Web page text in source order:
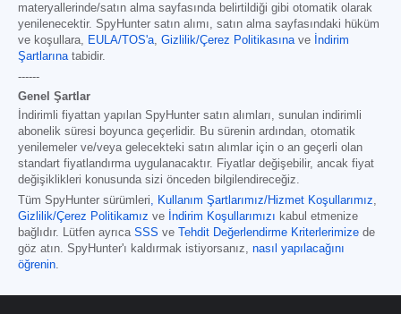
materyallerinde/satın alma sayfasında belirtildiği gibi otomatik olarak
yenilenecektir. SpyHunter satın alımı, satın alma sayfasındaki hüküm
ve koşullara, EULA/TOS'a, Gizlilik/Çerez Politikasınave İndirim
Şartlarınatabidir.
------
Genel Şartlar
İndirimli fiyattan yapılan SpyHunter satın alımları, sunulan indirimli
abonelik süresi boyunca geçerlidir. Bu sürenin ardından, otomatik
yenilemeler ve/veya gelecekteki satın alımlar için o an geçerli olan
standart fiyatlandırma uygulanacaktır. Fiyatlar değişebilir, ancak fiyat
değişiklikleri konusunda sizi önceden bilgilendireceğiz.
Tüm SpyHunter sürümleri, Kullanım Şartlarımız/Hizmet Koşullarımız,
Gizlilik/Çerez Politikamız ve İndirim Koşullarımızı kabul etmenize
bağlıdır. Lütfen ayrıca SSS ve Tehdit Değerlendirme Kriterlerimize de
göz atın. SpyHunter'ı kaldırmak istiyorsanız, nasıl yapılacağını
öğrenin.